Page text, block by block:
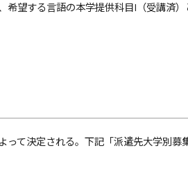
望する言語の本学提供科目I（受講済
て決定される。下記「派遣先大学別募